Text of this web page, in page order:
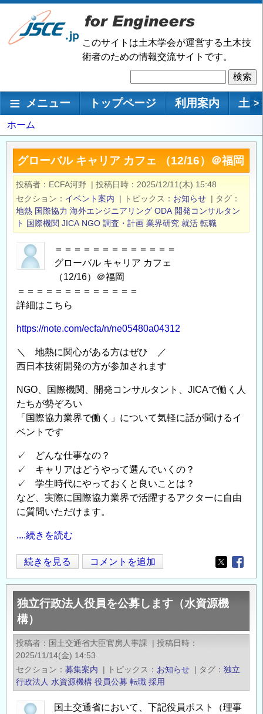
メ
ン
移
このサイトは土木学会が運営する土木技
術者のための情報交流サイトです。
索
メインナビゲーション
メニュー トップページ 利用案内 土 >
パ
ン
く
ず
ホーム
グローバル キャリア カフェ （12/16）＠福岡
投稿者 ECFA河野 | 投稿日時
2025/12/11(木) 15:48
セクション
イベント案内 | トピックス お知らせ | タグ
地熱 国際協力 海外エンジニアリング ODA 開発コンサルタン
ト 国際機関 JICA NGO 調査・計画 業界研究 就活 転職
＝＝＝＝＝＝＝＝＝＝＝＝＝
グローバル キャリア カフェ
（12/16）＠福岡
＝＝＝＝＝＝＝＝＝＝＝＝＝
詳細はこちら
https://note.com/ecfa/n/ne05480a04312
＼ 地熱に関心がある方はぜひ ／
西日本技術開発の方が参加されます
NGO、国際機関、開発コンサルタント、JICAで働く人
たちが勢ぞろい
「国際協力業界で働く」について気軽に話が聞けるイ
ベントです
✓ どんな仕事なの？
✓ キャリアはどうやって選んでいくの？
✓ 学生時代にやっておくと良いことは？
など、実際に国際協力業界で活躍するアクターに自由
に質問いただけます。
....続きを読む
グ
ロ
ー
バ
ル
キ
ャ
リ
ア
カ
フ
続きを見る コメントを追加
Opens in
独立行政法人役員を公募します（水資源機
構）
投稿者 国土交通省大臣官房人事課 | 投稿日時
2025/11/14(金) 14:53
セクション
募集案内 | トピックス お知らせ | タグ
独立
行政法人 水資源機構 役員公募 転職 採用
国土交通省において、下記役員ポスト（理事